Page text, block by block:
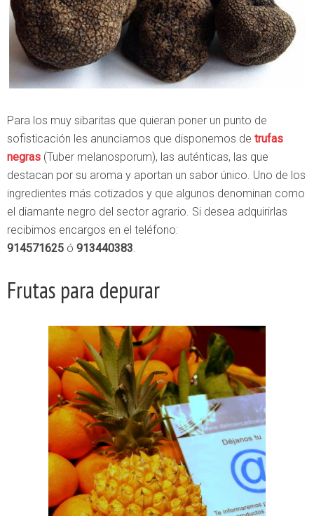
Para los muy sibaritas que quieran poner un punto de
sofisticación les anunciamos que disponemos de trufas
negras (Tuber melanosporum), las auténticas, las que
destacan por su aroma y aportan un sabor único. Uno de los
ingredientes más cotizados y que algunos denominan como
el diamante negro del sector agrario. Si desea adquirirlas
recibimos encargos en el teléfono:
914571625 ó 913440383.
Frutas para depurar